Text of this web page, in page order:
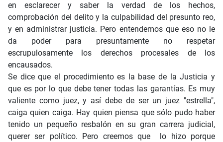
en esclarecer y saber la verdad de los hechos,
comprobación del delito y la culpabilidad del presunto reo,
y en administrar justicia. Pero entendemos que eso no le
da poder para presuntamente no respetar
escrupulosamente los derechos procesales de los
encausados.
Se dice que el procedimiento es la base de la Justicia y
que es por lo que debe tener todas las garantías. Es muy
valiente como juez, y así debe de ser un juez "estrella",
caiga quien caiga. Hay quien piensa que sólo pudo haber
tenido un pequeño resbalón en su gran carrera judicial,
querer ser político. Pero creemos que lo hizo porque